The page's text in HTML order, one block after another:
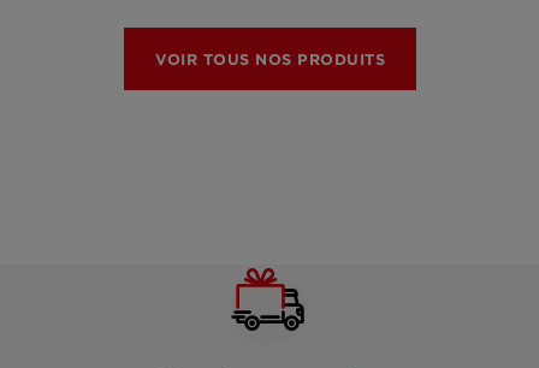
VOIR TOUS NOS PRODUITS